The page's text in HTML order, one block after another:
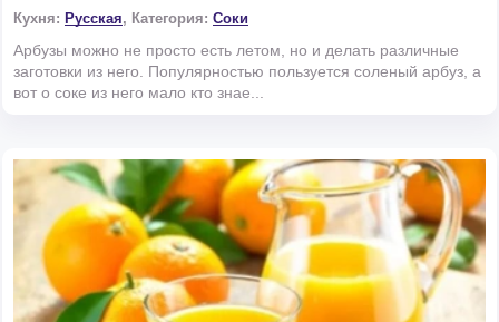
Кухня: Русская, Категория: Соки
Арбузы можно не просто есть летом, но и делать различные
заготовки из него. Популярностью пользуется соленый арбуз, а
вот о соке из него мало кто знае...